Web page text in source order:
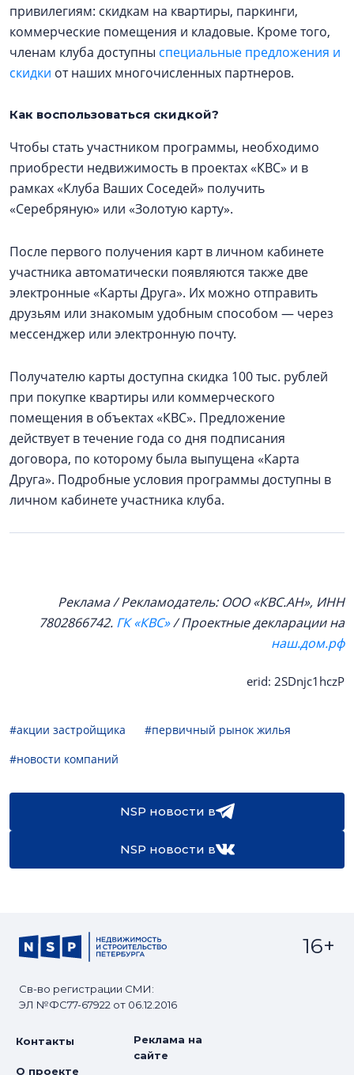
привилегиям: скидкам на квартиры, паркинги,
коммерческие помещения и кладовые. Кроме того,
членам клуба доступны специальные предложения и
скидки от наших многочисленных партнеров.
Как воспользоваться скидкой?
Чтобы стать участником программы, необходимо
приобрести недвижимость в проектах «КВС» и в
рамках «Клуба Ваших Соседей» получить
«Серебряную» или «Золотую карту».
После первого получения карт в личном кабинете
участника автоматически появляются также две
электронные «Карты Друга». Их можно отправить
друзьям или знакомым удобным способом — через
мессенджер или электронную почту.
Получателю карты доступна скидка 100 тыс. рублей
при покупке квартиры или коммерческого
помещения в объектах «КВС». Предложение
действует в течение года со дня подписания
договора, по которому была выпущена «Карта
Друга». Подробные условия программы доступны в
личном кабинете участника клуба.
Реклама / Рекламодатель: ООО «КВС.АН», ИНН
7802866742. ГК «КВС»/ Проектные декларации на
наш.дом.рф
erid: 2SDnjc1hczP
#акции застройщика
#первичный рынок жилья
#новости компаний
NSP новости в
NSP новости в
Св-во регистрации СМИ:
ЭЛ №ФС77-67922 от 06.12.2016
16+
Контакты
О проекте
Реклама на
сайте